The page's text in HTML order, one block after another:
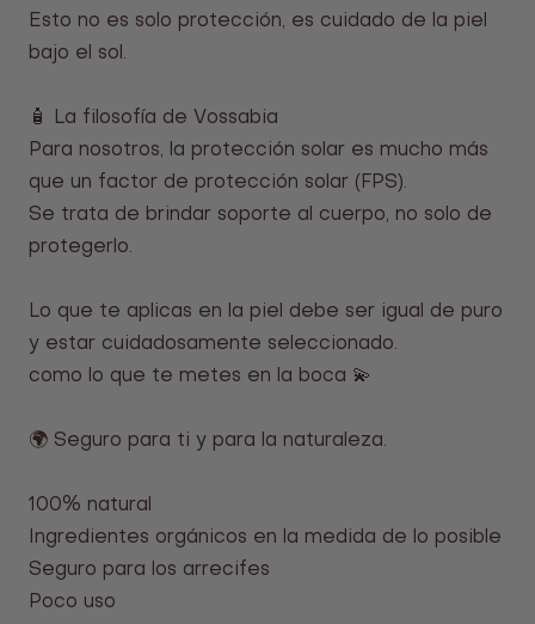
Esto no es solo protección, es cuidado de la piel
bajo el sol.
🧴 La filosofía de Vossabia
Para nosotros, la protección solar es mucho más
que un factor de protección solar (FPS).
Se trata de brindar soporte al cuerpo, no solo de
protegerlo.
Lo que te aplicas en la piel debe ser igual de puro
y estar cuidadosamente seleccionado.
como lo que te metes en la boca 💫
🌍 Seguro para ti y para la naturaleza.
100% natural
Ingredientes orgánicos en la medida de lo posible
Seguro para los arrecifes
Poco uso